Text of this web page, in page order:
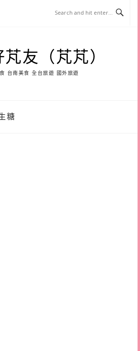
友（芃芃）
台南美食 全台旅遊 國外旅遊
糖